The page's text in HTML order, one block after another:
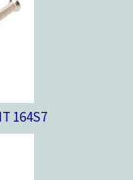
164S7